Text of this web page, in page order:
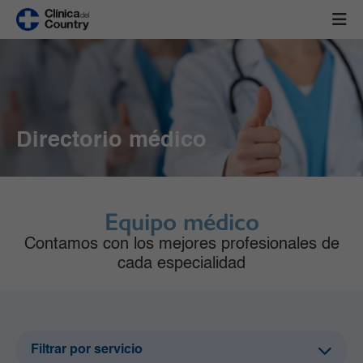
Directorio médico
Equipo médico
Contamos con los mejores profesionales de
cada especialidad
Filtrar por servicio